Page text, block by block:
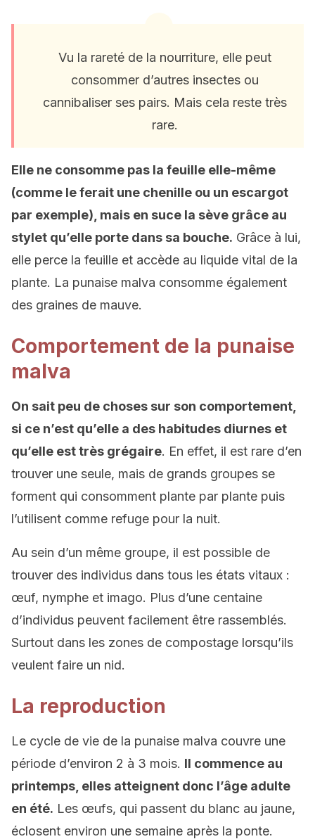
Vu la rareté de la nourriture, elle peut
consommer d’autres insectes ou
cannibaliser ses pairs. Mais cela reste très
rare.
Elle ne consomme pas la feuille elle-même
(comme le ferait une chenille ou un escargot
par exemple), mais en suce la sève grâce au
stylet qu’elle porte dans sa bouche. Grâce à lui,
elle perce la feuille et accède au liquide vital de la
plante. La punaise malva consomme également
des graines de mauve.
Comportement de la punaise
malva
On sait peu de choses sur son comportement,
si ce n’est qu’elle a des habitudes diurnes et
qu’elle est très grégaire. En effet, il est rare d’en
trouver une seule, mais de grands groupes se
forment qui consomment plante par plante puis
l’utilisent comme refuge pour la nuit.
Au sein d’un même groupe, il est possible de
trouver des individus dans tous les états vitaux :
œuf, nymphe et imago. Plus d’une centaine
d’individus peuvent facilement être rassemblés.
Surtout dans les zones de compostage lorsqu’ils
veulent faire un nid.
La reproduction
Le cycle de vie de la punaise malva couvre une
période d’environ 2 à 3 mois. Il commence au
printemps, elles atteignent donc l’âge adulte
en été. Les œufs, qui passent du blanc au jaune,
éclosent environ une semaine après la ponte.